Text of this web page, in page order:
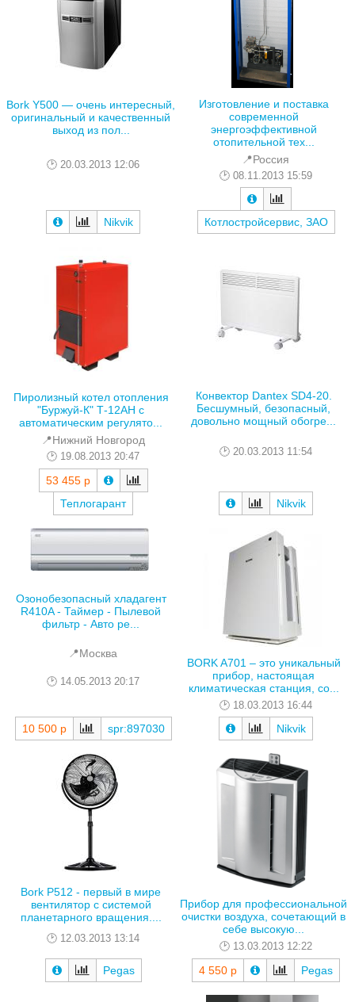
Bork Y500 — очень интересный,
оригинальный и качественный
выход из пол...
20.03.2013 12:06
Nikvik
Изготовление и поставка
современной
энергоэффективной
отопительной тех...
📍Россия
08.11.2013 15:59
Котлостройсервис, ЗАО
Пиролизный котел отопления
"Буржуй-К" Т-12АН с
автоматическим регулято...
📍Нижний Новгород
19.08.2013 20:47
53 455 р
Теплогарант
Конвектор Dantex SD4-20.
Бесшумный, безопасный,
довольно мощный обогре...
20.03.2013 11:54
Nikvik
Озонобезопасный хладагент
R410A - Таймер - Пылевой
фильтр - Авто ре...
📍Москва
14.05.2013 20:17
10 500 р spr:897030
BORK A701 – это уникальный
прибор, настоящая
климатическая станция, со...
18.03.2013 16:44
Nikvik
Bork P512 - первый в мире
вентилятор с системой
планетарного вращения....
12.03.2013 13:14
Pegas
Прибор для профессиональной
очистки воздуха, сочетающий в
себе высокую...
13.03.2013 12:22
4 550 р Pegas